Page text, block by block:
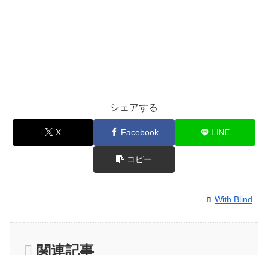
シェアする
X Facebook LINE
コピー
With Blind
関連記事